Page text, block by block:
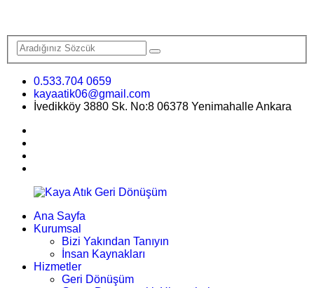
0.533.704 0659
kayaatik06@gmail.com
İvedikköy 3880 Sk. No:8 06378 Yenimahalle Ankara
Ana Sayfa
Kurumsal
Bizi Yakından Tanıyın
İnsan Kaynakları
Hizmetler
Geri Dönüşüm